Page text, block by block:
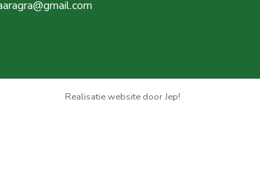
Realisatie website door Jep!